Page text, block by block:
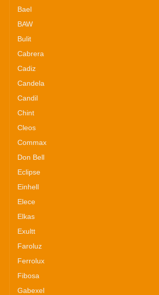
Bael
BAW
Bulit
Cabrera
Cadiz
Candela
Candil
Chint
Cleos
Commax
Don Bell
Eclipse
Einhell
Elece
Elkas
Exultt
Faroluz
Ferrolux
Fibosa
Gabexel